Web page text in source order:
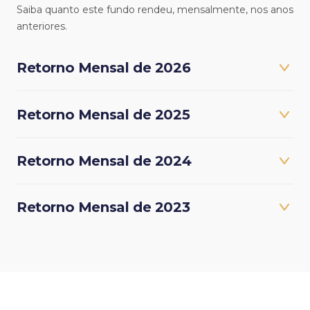
Saiba quanto este fundo rendeu, mensalmente, nos anos
anteriores.
Retorno Mensal de 2026
Retorno Mensal de 2025
Retorno Mensal de 2024
Retorno Mensal de 2023